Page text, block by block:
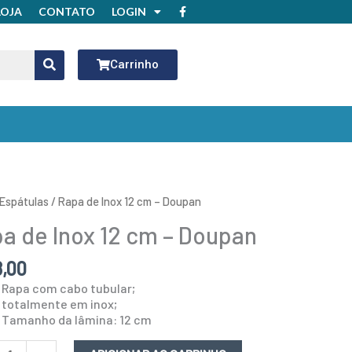
CONTATO LOGIN
F
a
Carrinho
Espátulas / Rapa de Inox 12 cm – Doupan
de Inox 12 cm – Doupan
Rapa com cabo tubular;
totalmente em inox;
Tamanho da lâmina: 12 cm